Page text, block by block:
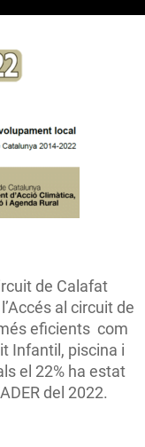
de Calafat
al circuit de
eficients com
Infantil, piscina i
el 22% ha estat
del 2022.